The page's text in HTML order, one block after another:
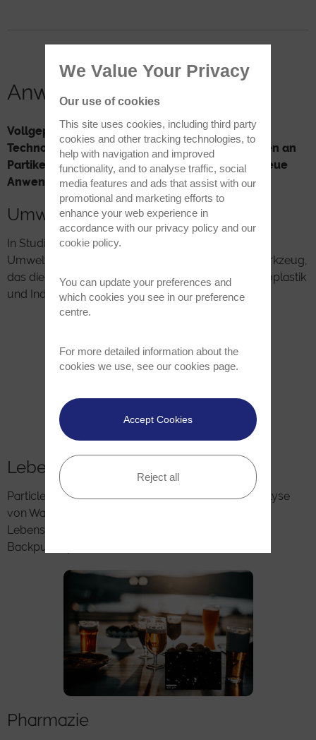
Anwendungen
Vollgepackt mit unserer fortschrittlichsten
Technologie, wird ParticleScout Ihre Erwartungen an
Partikelanalysetools neu definieren und ganz neue
Anwendungen ermöglichen.
Umweltforschung
In Studien zur Umweltverschmutzung und
Umweltanalyse ist ParticleScout ein wertvolles Werkzeug,
das die Charakterisierung von Materialien wie Mikroplastik
und Industrieabfällen beschleunigen kann.
Lebensmittel-Technologie
ParticleScout eignet sich hervorragend für die Analyse
von Wasser und Inhaltsstoffen für die
Lebensmittelproduktion. Das Beispielbild zeigt
Backpulverpartikel.
Pharmazie
We Value Your Privacy
Our use of cookies
This site uses cookies, including third party
cookies and other tracking technologies, to
help with navigation and improved
functionality, and to analyse traffic, social
media features and ads that assist with our
promotional and marketing efforts to
enhance your web experience in
accordance with our privacy policy and our
cookie policy.
You can update your preferences and
which cookies you see in our preference
centre.
For more detailed information about the
cookies we use, see our cookies page.
Accept Cookies
Reject all